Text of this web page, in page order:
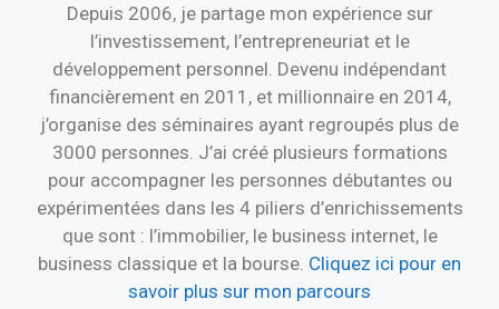
Depuis 2006, je partage mon expérience sur
l’investissement, l’entrepreneuriat et le
développement personnel. Devenu indépendant
financièrement en 2011, et millionnaire en 2014,
j’organise des séminaires ayant regroupés plus de
3000 personnes. J’ai créé plusieurs formations
pour accompagner les personnes débutantes ou
expérimentées dans les 4 piliers d’enrichissements
que sont : l’immobilier, le business internet, le
business classique et la bourse. Cliquez ici pour en
savoir plus sur mon parcours